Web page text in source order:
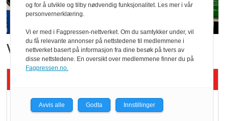
Vant i nyåpnet butikk
Mat er viktigere enn
og for å utvikle og tilby nødvendig funksjonalitet. Les mer i vår
personvernerklæring.
Vi er med i Fagpressen-nettverket. Om du samtykker under, vil
du få relevante annonser på nettstedene til medlemmene i
nettverket basert på informasjon fra dine besøk på tvers av
disse nettstedene. En oversikt over medlemmene finner du på
Fagpressen.no.
Avvis alle Godta Innstillinger